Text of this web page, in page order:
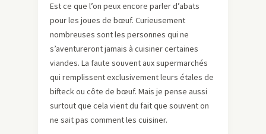
Est ce que l’on peux encore parler d’abats
pour les joues de bœuf. Curieusement
nombreuses sont les personnes qui ne
s’aventureront jamais à cuisiner certaines
viandes. La faute souvent aux supermarchés
qui remplissent exclusivement leurs étales de
bifteck ou côte de bœuf. Mais je pense aussi
surtout que cela vient du fait que souvent on
ne sait pas comment les cuisiner.